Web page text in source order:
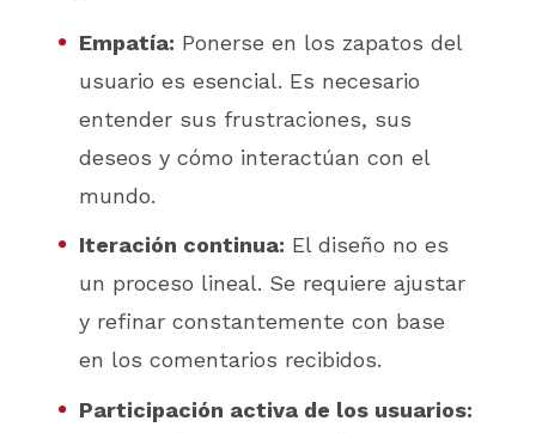
Empatía: Ponerse en los zapatos del
usuario es esencial. Es necesario
entender sus frustraciones, sus
deseos y cómo interactúan con el
mundo.
Iteración continua: El diseño no es
un proceso lineal. Se requiere ajustar
y refinar constantemente con base
en los comentarios recibidos.
Participación activa de los usuarios: